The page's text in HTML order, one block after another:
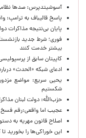
آسوشیتدپرس: صدها نظامی
پاسخ قالیباف به ترامپ:
پایان بی‌نتیجه مذاکرات
بیشتر خدمت کنند
کاپیتان سابق از
ادعای شبکه «الحدث»
یحیی سریع: مواضع
شکستیم
حزب‌الله: دولت لبنان
عجیب اما واقعی:رقم فسخ قرارداد
اصلاح قانون مهریه به
این خوراکی‌ها را بخورید تا